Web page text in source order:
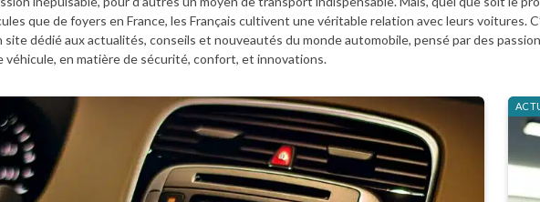
que de foyers en France, les Français cultivent une véritable relation avec leurs voitures.
site dédié aux actualités, conseils et nouveautés du monde automobile, pensé par des
véhicule, en matière de sécurité, confort, et innovations.